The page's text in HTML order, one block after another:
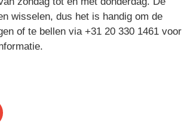
wisselen, dus het is handig om de
of te bellen via +31 20 330 1461 voor